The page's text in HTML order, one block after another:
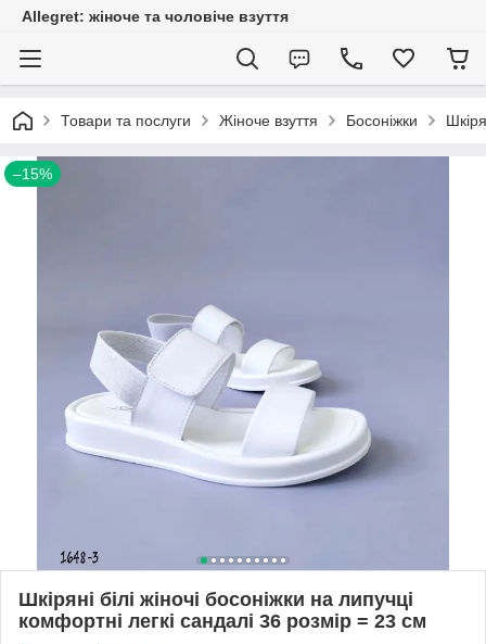
Allegret: жіноче та чоловіче взуття
Товари та послуги Жіноче взуття Босоніжки
–15%
Шкіряні білі жіночі босоніжки на липучці
комфортні легкі сандалі 36 розмір = 23 см